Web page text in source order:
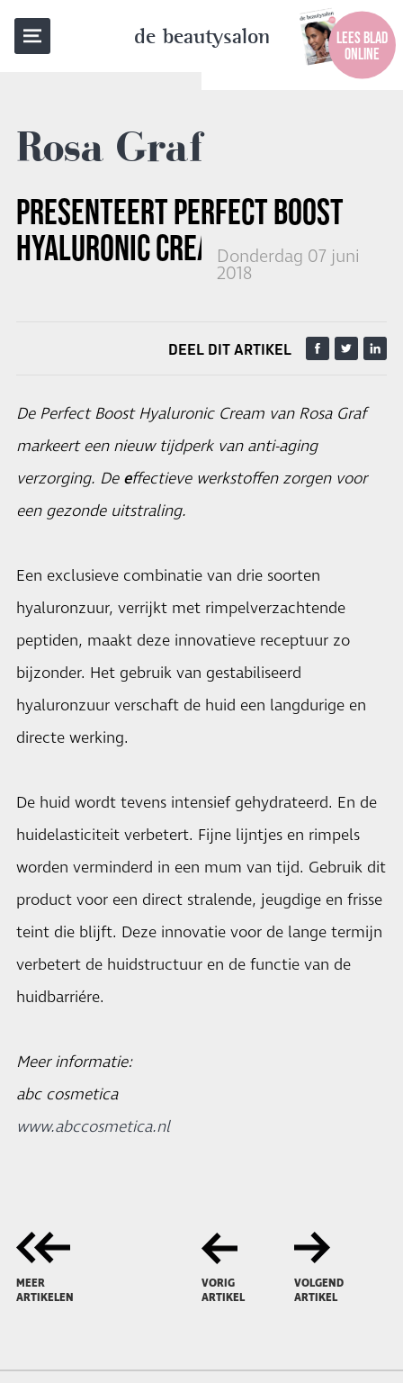
de beautysalon
LEES BLAD
ONLINE
Rosa Graf
PRESENTEERT PERFECT BOOST
HYALURONIC CREAMDonderdag 07 juni
2018
TERUG NAAR OVERZICHT
DEEL DIT ARTIKEL
De Perfect Boost Hyaluronic Cream van Rosa Graf
markeert een nieuw tijdperk van anti-aging
verzorging. De effectieve werkstoffen zorgen voor
een gezonde uitstraling.
Een exclusieve combinatie van drie soorten
hyaluronzuur, verrijkt met rimpelverzachtende
peptiden, maakt deze innovatieve receptuur zo
bijzonder. Het gebruik van gestabiliseerd
hyaluronzuur verschaft de huid een langdurige en
directe werking.
De huid wordt tevens intensief gehydrateerd. En de
huidelasticiteit verbetert. Fijne lijntjes en rimpels
worden verminderd in een mum van tijd. Gebruik dit
product voor een direct stralende, jeugdige en frisse
teint die blijft. Deze innovatie voor de lange termijn
verbetert de huidstructuur en de functie van de
huidbarriére.
Meer informatie:
abc cosmetica
www.abccosmetica.nl
MEER
ARTIKELEN
VORIG
ARTIKEL
VOLGEND
ARTIKEL